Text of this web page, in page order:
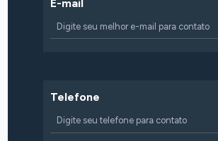
E-mail
Telefone